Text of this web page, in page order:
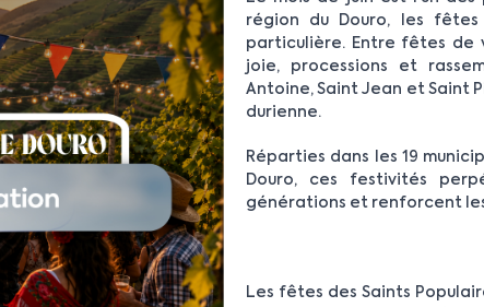
région du Douro, les fêtes
particulière. Entre fêtes de
joie, processions et
Antoine, Saint Jean et Saint
durienne.
Réparties dans les 19
Douro, ces festivités
générations et renforcent
Les fêtes des Saints